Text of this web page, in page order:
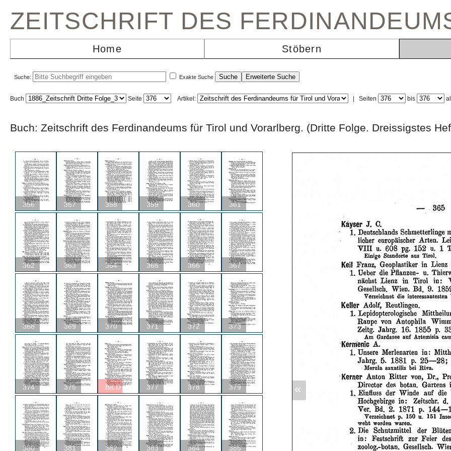
ZEITSCHRIFT DES
Home Stöbern
Suche: Exakte Suche
Buch Seite Artikel: Seiten bis
Buch: Zeitschrift des Ferdinandeums für Tirol und Vorarlberg. (Dritte Folge.
356 357 358 359 360 361
362 363 364 365 366 367
368 369 370 371 372 373
374 375 BILD 377 378 379
380 381 382 383 384 385
«